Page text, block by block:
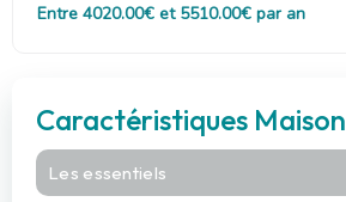
Entre 4020.00€ et 5510.00€ par an
Caractéristiques Maison
Les essentiels